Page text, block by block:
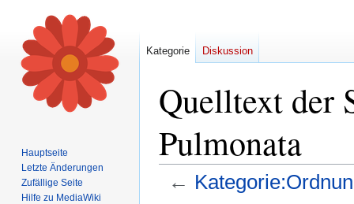
Quelltext der
Pulmonata
←
Kategorie Diskussion
Hauptseite
Letzte Änderungen
Zufällige Seite
Hilfe zu MediaWiki